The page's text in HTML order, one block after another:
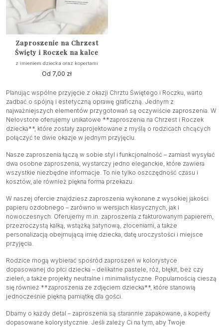
Zaproszenie na Chrzest
Święty i Roczek na kalce
z imieniem dziecka oraz kopertami
Od 7,00 zł
Planując wspólne przyjęcie z okazji Chrztu Świętego i Roczku, warto
zadbać o spójną i estetyczną oprawę graficzną. Jednym z
najważniejszych elementów przygotowań są oczywiście zaproszenia. W
Nelovstore oferujemy unikatowe **zaproszenia na Chrzest i Roczek
dziecka**, które zostały zaprojektowane z myślą o rodzicach chcących
połączyć te dwie okazje w jednym przyjęciu.
Nasze zaproszenia łączą w sobie styl i funkcjonalność – zamiast wysyłać
dwa osobne zaproszenia, wystarczy jedno eleganckie, które zawiera
wszystkie niezbędne informacje. To nie tylko oszczędność czasu i
kosztów, ale również piękna forma przekazu.
W naszej ofercie znajdziesz zaproszenia wykonane z wysokiej jakości
papieru ozdobnego – zarówno w wersjach klasycznych, jak i
nowoczesnych. Oferujemy m.in. zaproszenia z fakturowanym papierem,
przezroczystą kalką, wstążką satynową, złoceniami, a także
personalizacją obejmującą imię dziecka, datę uroczystości i miejsce
przyjęcia.
Rodzice mogą wybierać spośród zaproszeń w kolorystyce
dopasowanej do płci dziecka – delikatne pastele, róż, błękit, beż czy
zieleń, a także projekty neutralne i minimalistyczne. Popularnością cieszą
się również **zaproszenia ze zdjęciem dziecka**, które stanowią
jednocześnie piękną pamiątkę dla gości.
Dbamy o każdy detal – zaproszenia są starannie zapakowane, a koperty
dopasowane kolorystycznie. Jeśli zależy Ci na tym, aby Twoje